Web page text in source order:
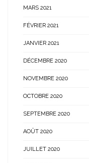
MARS 2021
FÉVRIER 2021
JANVIER 2021
DÉCEMBRE 2020
NOVEMBRE 2020
OCTOBRE 2020
SEPTEMBRE 2020
AOÛT 2020
JUILLET 2020